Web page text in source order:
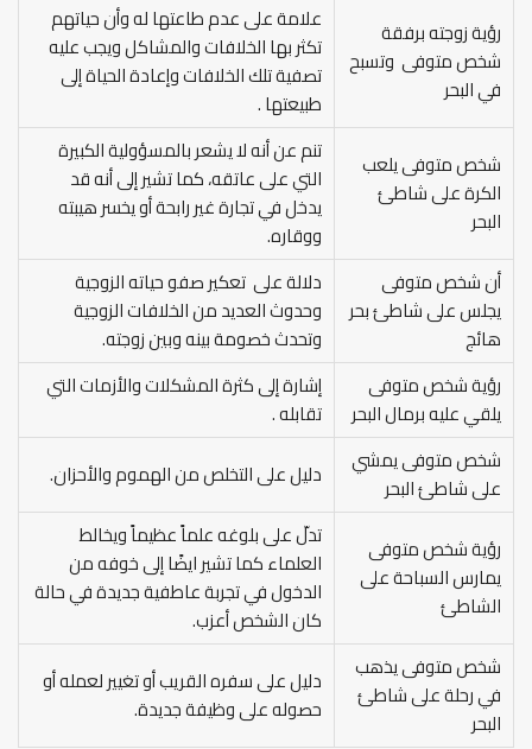
رؤية زوجته برفقة
شخص متوفى وتسبح
في البحر
علامة على عدم طاعتها له وأن حياتهم
تكثر بها الخلافات والمشاكل ويجب عليه
تصفية تلك الخلافات وإعادة الحياة إلى
طبيعتها .
شخص متوفى يلعب
الكرة على شاطئ
البحر
تنم عن أنه لا يشعر بالمسؤولية الكبيرة
التي على عاتقه، كما تشير إلى أنه قد
يدخل في تجارة غير رابحة أو يخسر هيبته
ووقاره.
أن شخص متوفى
يجلس على شاطئ بحر
هائج
دلالة على تعكير صفو حياته الزوجية
وحدوث العديد من الخلافات الزوجية
وتحدث خصومة بينه وبين زوجته.
رؤية شخص متوفى
يلقي عليه برمال البحر
إشارة إلى كثرة المشكلات والأزمات التي
تقابله .
شخص متوفى يمشي
على شاطئ البحر
دليل على التخلص من الهموم والأحزان.
رؤية شخص متوفى
يمارس السباحة على
الشاطئ
تدلّ على بلوغه علماً عظيماً ويخالط
العلماء كما تشير ايضًا إلى خوفه من
الدخول في تجربة عاطفية جديدة في حالة
كان الشخص أعزب.
شخص متوفى يذهب
في رحلة على شاطئ
البحر
دليل على سفره القريب أو تغيير لعمله أو
حصوله على وظيفة جديدة.